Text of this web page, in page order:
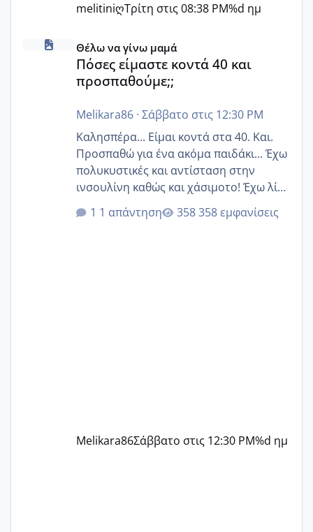
melitiniღΤρίτη στις 08:38 PM%d ημ
Πόσες είμαστε κοντά 40 και προσπαθούμε;;
Θέλω να γίνω μαμά
Πόσες είμαστε κοντά 40 και
προσπαθούμε;;
Melikara86· Σάββατο στις 12:30 PM
Καλησπέρα... Είμαι κοντά στα 40. Και.
Προσπαθώ για ένα ακόμα παιδάκι... Έχω
πολυκυστικές και αντίσταση στην
ινσουλίνη καθώς και χάσιμοτο! Έχω λίγα
κιλά παραπάνω και όσο κ αν προσπαθώ
δεν χάνω εύκολα! Προσπαθώ για ακόμη
1 απάντηση 358 εμφανίσεις
Melikara86Σάββατο στις 12:30 PM%d ημ